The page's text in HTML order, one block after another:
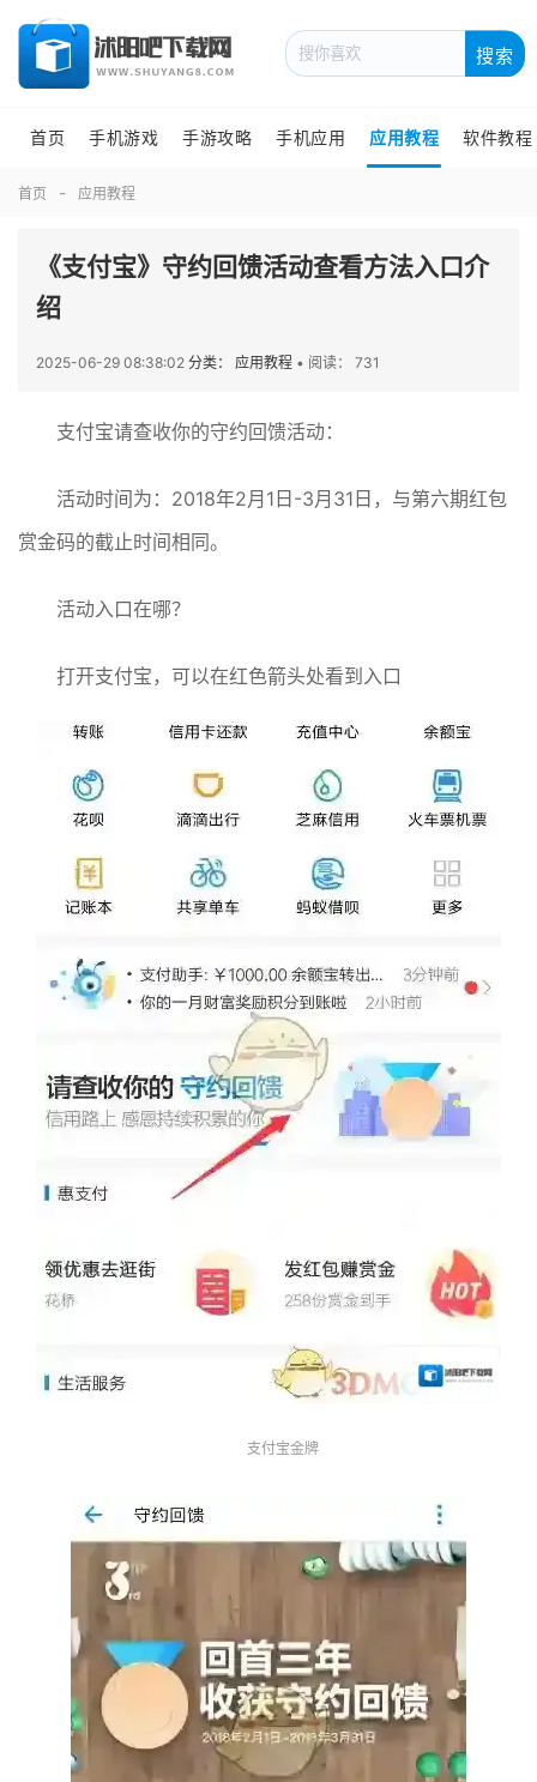
搜索
首页 手机游戏 手游攻略 手机应用 应用教程 软件教程
首页 应用教程
《支付宝》守约回馈活动查看方法入口介
绍
2025-06-29 08:38:02 分类： 应用教程 • 阅读： 731
支付宝请查收你的守约回馈活动：
活动时间为：2018年2月1日-3月31日，与第六期红包
赏金码的截止时间相同。
活动入口在哪？
打开支付宝，可以在红色箭头处看到入口
支付宝金牌